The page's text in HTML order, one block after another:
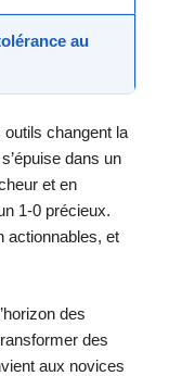
au
outils changent la
dans un
et en
1-0 précieux.
actionnables, et
des
des
aux novices